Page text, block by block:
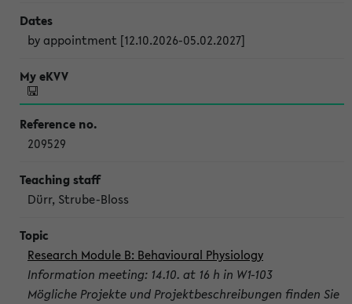
by appointment [12.10.2026-05.02.2027]
209529
Dürr, Strube-Bloss
Research Module B: Behavioural Physiology
Information meeting: 14.10. at 16 h in W1-103
Mögliche Projekte und Projektbeschreibungen finden Sie